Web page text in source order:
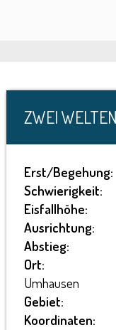
ZWEI WELTEN
Erst/Begehung:
Schwierigkeit:
Eisfallhöhe:
Ausrichtung:
Abstieg:
Ort:
Umhausen
Gebiet:
Koordinaten: